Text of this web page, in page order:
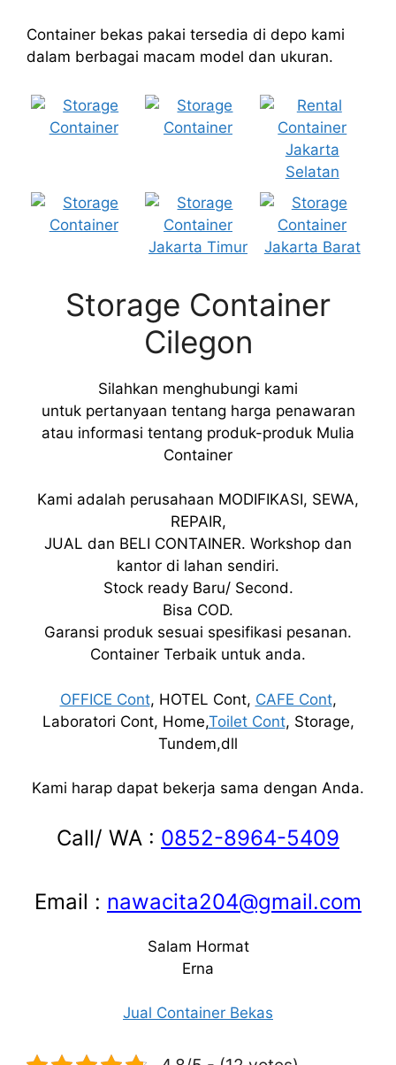
Container bekas pakai tersedia di depo kami
dalam berbagai macam model dan ukuran.
Storage Container
Cilegon
Silahkan menghubungi kami
untuk pertanyaan tentang harga penawaran
atau informasi tentang produk-produk Mulia
Container
Kami adalah perusahaan MODIFIKASI, SEWA,
REPAIR,
JUAL dan BELI CONTAINER. Workshop dan
kantor di lahan sendiri.
Stock ready Baru/ Second.
Bisa COD.
Garansi produk sesuai spesifikasi pesanan.
Container Terbaik untuk anda.
OFFICE Cont, HOTEL Cont, CAFE Cont,
Laboratori Cont, Home,Toilet Cont, Storage,
Tundem,dll
Kami harap dapat bekerja sama dengan Anda.
Call/ WA : 0852-8964-5409
Email : nawacita204@gmail.com
Salam Hormat
Erna
Jual Container Bekas